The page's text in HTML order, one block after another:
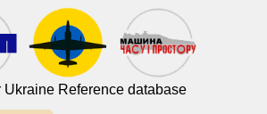
Ukraine Reference database